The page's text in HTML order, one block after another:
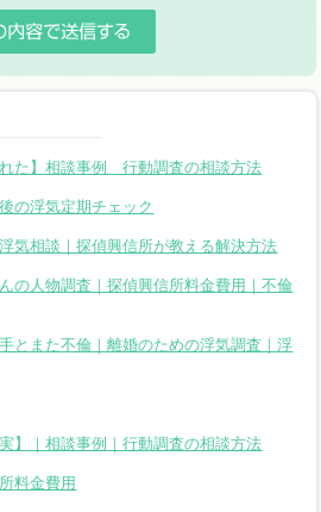
れた】相談事例 行動調査の相談方法
の浮気定期チェック
気相談｜探偵興信所が教える解決方法
の人物調査｜探偵興信所料金費用｜不倫
とまた不倫｜離婚のための浮気調査｜浮
】｜相談事例｜行動調査の相談方法
料金費用